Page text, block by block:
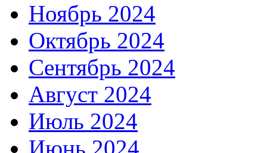
Ноябрь 2024
Октябрь 2024
Сентябрь 2024
Август 2024
Июль 2024